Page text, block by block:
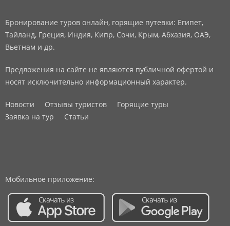
Бронирование туров онлайн, горящие путевки: Египет,
Тайланд, Греция, Индия, Кипр, Сочи, Крым, Абхазия, ОАЭ,
Вьетнам и др.
Предложения на сайте не являются публичной офертой и
носят исключительно информационный характер.
Новости Отзывы туристов
Горящие туры
Заявка на тур
Статьи
Мобильное приложение: